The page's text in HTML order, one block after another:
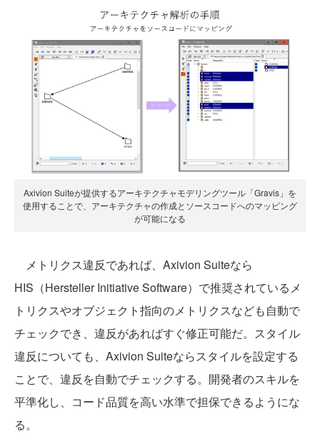
Axivion Suiteが提供するアーキテクチャモデリングツール「Gravis」を
使用することで、アーキテクチャの作成とソースコードへのマッピング
が可能になる
メトリクス違反であれば、Axivion Suiteなら
HIS（Hersteller Initiative Software）で推奨されているメ
トリクスやオブジェクト指向のメトリクスなども自動で
チェックでき、違反があればすぐ修正可能だ。スタイル
違反についても、Axivion Suiteならスタイルを設定する
ことで、違反を自動でチェックする。開発者のスキルを
平準化し、コード品質を高い水準で担保できるようにな
る。